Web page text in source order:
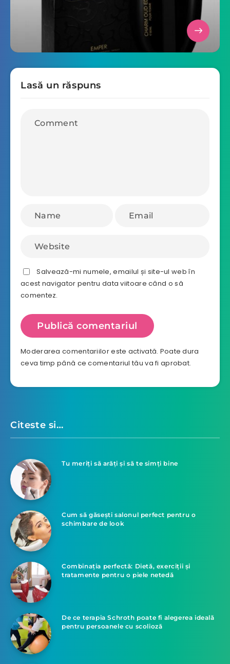
Lasă un răspuns
Salvează-mi numele, emailul și site-ul web în
acest navigator pentru data viitoare când o să
comentez.
Moderarea comentariilor este activată. Poate dura
ceva timp până ce comentariul tău va fi aprobat.
Citeste si…
Tu meriți să arăți și să te simți bine
Cum să găsești salonul perfect pentru o
schimbare de look
Combinația perfectă: Dietă, exerciții și
tratamente pentru o piele netedă
De ce terapia Schroth poate fi alegerea ideală
pentru persoanele cu scolioză